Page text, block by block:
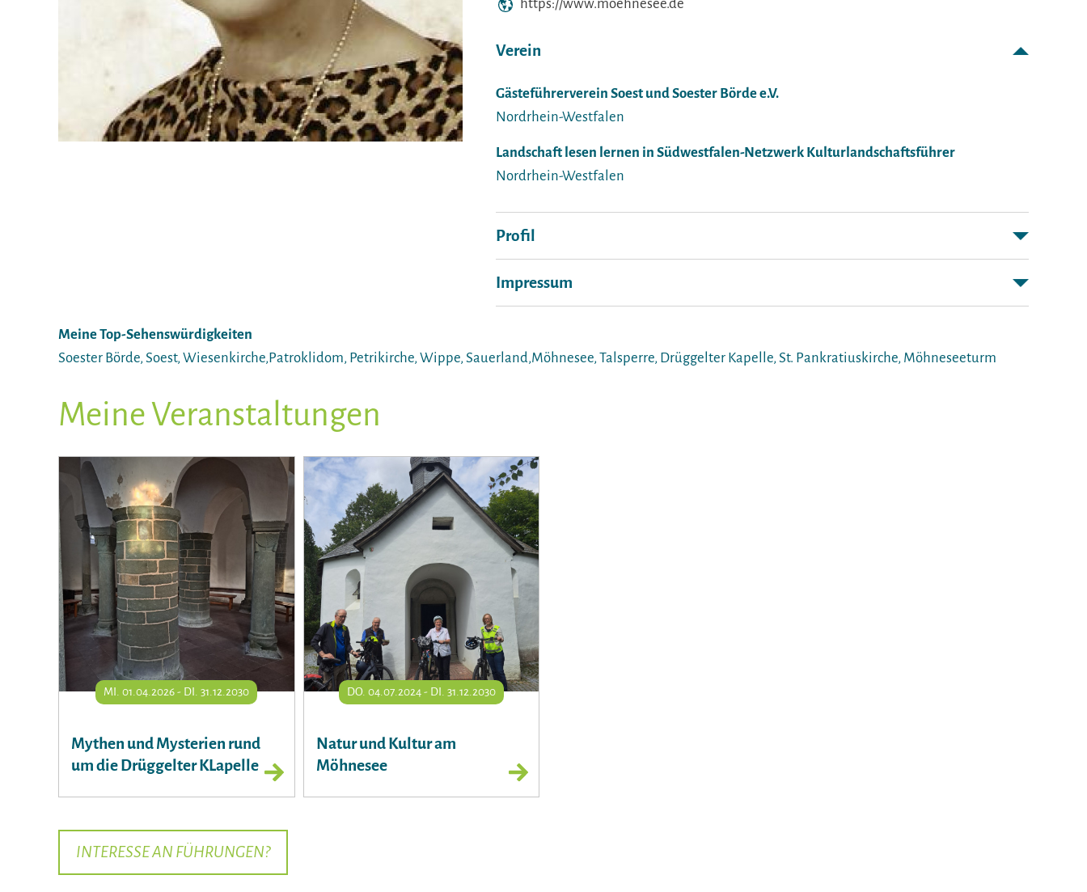
https://www.moehnesee.de
Verein
Gästeführerverein Soest und Soester Börde e.V.
Nordrhein-Westfalen
Landschaft lesen lernen in Südwestfalen-Netzwerk Kulturlandschaftsführer
Nordrhein-Westfalen
Profil
Impressum
Meine Top-Sehenswürdigkeiten
Soester Börde, Soest, Wiesenkirche,Patroklidom, Petrikirche, Wippe, Sauerland,Möhnesee, Talsperre, Drüggelter Kapelle, St. Pankratiuskirche, Möhneseeturm
Meine Veranstaltungen
MI. 01.04.2026 - DI. 31.12.2030
Mythen und Mysterien rund
um die Drüggelter KLapelle
DO. 04.07.2024 - DI. 31.12.2030
Natur und Kultur am
Möhnesee
INTERESSE AN FÜHRUNGEN?